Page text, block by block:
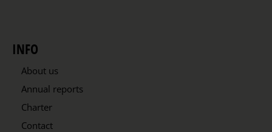
INFO
About us
Annual reports
Charter
Contact